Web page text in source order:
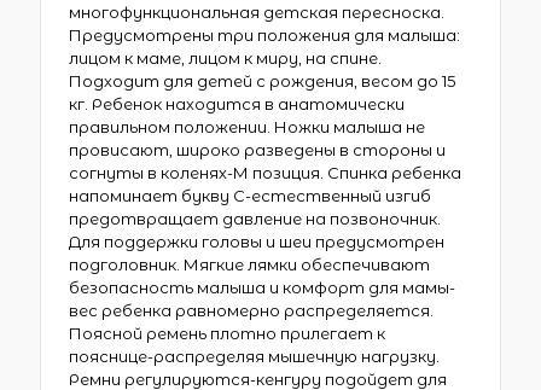
многофункциональная детская пересноска.
Предусмотрены три положения для малыша:
лицом к маме, лицом к миру, на спине.
Подходит для детей с рождения, весом до 15
кг. Ребенок находится в анатомически
правильном положении. Ножки малыша не
провисают, широко разведены в стороны и
согнуты в коленях-М позиция. Спинка ребенка
напоминает букву С-естественный изгиб
предотвращает давление на позвоночник.
Для поддержки головы и шеи предусмотрен
подголовник. Мягкие лямки обеспечивают
безопасность малыша и комфорт для мамы-
вес ребенка равномерно распределяется.
Поясной ремень плотно прилегает к
пояснице-распределяя мышечную нагрузку.
Ремни регулируются-кенгуру подойдет для